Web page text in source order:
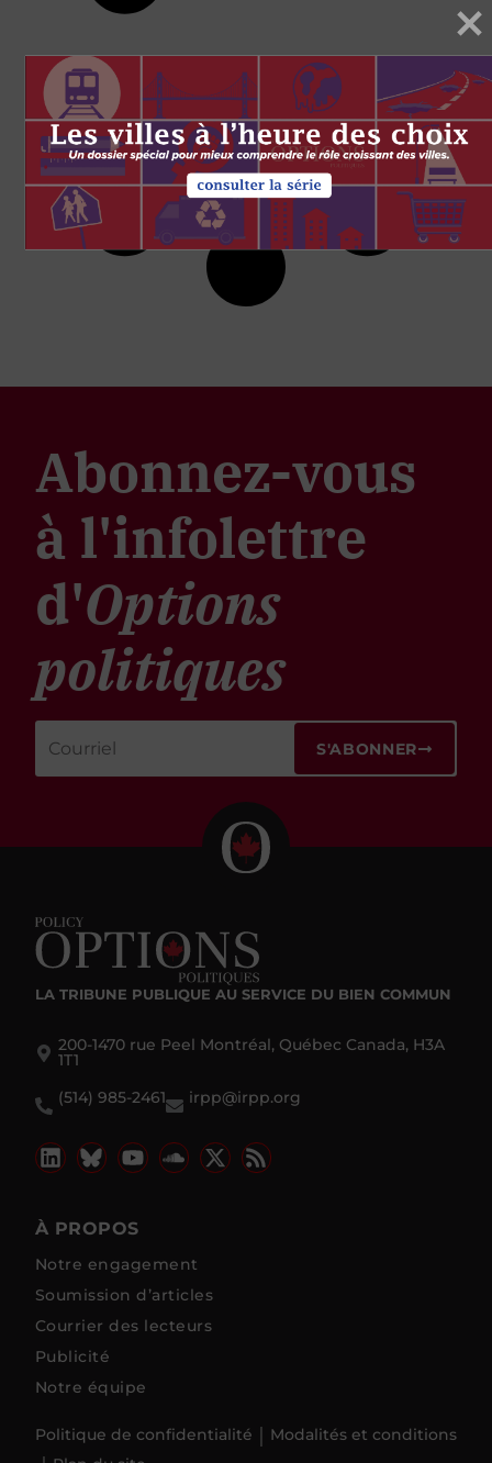
Abonnez-vous
à l'infolettre
d'Options
politiques
S'ABONNER
LA TRIBUNE PUBLIQUE AU SERVICE DU BIEN COMMUN
200-1470 rue Peel Montréal, Québec Canada, H3A
1T1
(514) 985-2461
irpp@irpp.org
À PROPOS
Notre engagement
Soumission d’articles
Courrier des lecteurs
Publicité
Notre équipe
Politique de confidentialité
Modalités et conditions